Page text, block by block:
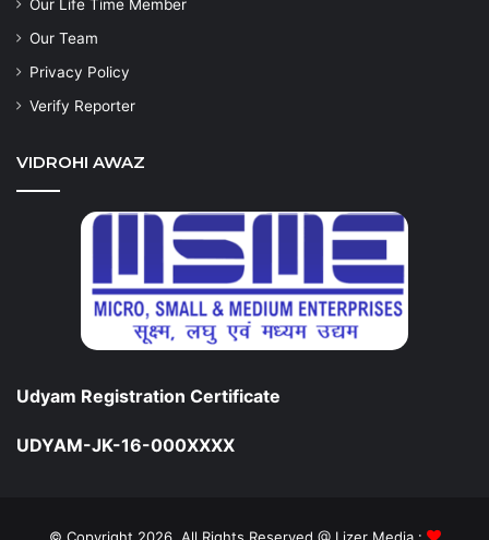
Our Life Time Member
Our Team
Privacy Policy
Verify Reporter
VIDROHI AWAZ
Udyam Registration Certificate
UDYAM-JK-16-000XXXX
© Copyright 2026, All Rights Reserved @ Lizer Media :